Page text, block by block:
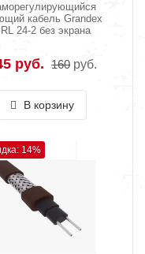
кабель Grandex
24-2 без экрана
руб. 160 руб.
В корзину
14%